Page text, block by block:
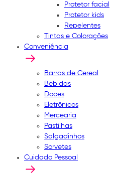
Protetor facial
Protetor kids
Repelentes
Tintas e Colorações
Conveniência
Barras de Cereal
Bebidas
Doces
Eletrônicos
Mercearia
Pastilhas
Salgadinhos
Sorvetes
Cuidado Pessoal